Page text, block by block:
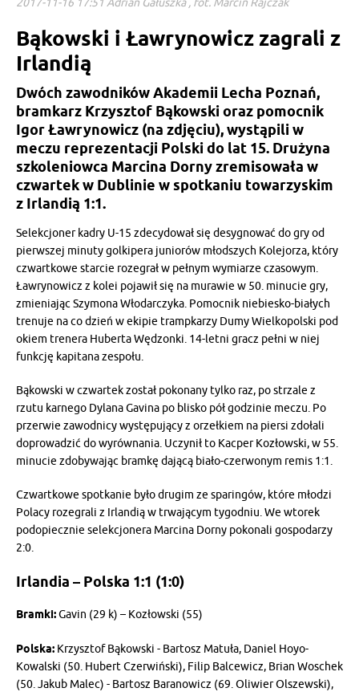
Bąkowski i Ławrynowicz zagrali z
Irlandią
Dwóch zawodników Akademii Lecha Poznań,
bramkarz Krzysztof Bąkowski oraz pomocnik
Igor Ławrynowicz (na zdjęciu), wystąpili w
meczu reprezentacji Polski do lat 15. Drużyna
szkoleniowca Marcina Dorny zremisowała w
czwartek w Dublinie w spotkaniu towarzyskim
z Irlandią 1:1.
Selekcjoner kadry U-15 zdecydował się desygnować do gry od
pierwszej minuty golkipera juniorów młodszych Kolejorza, który
czwartkowe starcie rozegrał w pełnym wymiarze czasowym.
Ławrynowicz z kolei pojawił się na murawie w 50. minucie gry,
zmieniając Szymona Włodarczyka. Pomocnik niebiesko-białych
trenuje na co dzień w ekipie trampkarzy Dumy Wielkopolski pod
okiem trenera Huberta Wędzonki. 14-letni gracz pełni w niej
funkcję kapitana zespołu.
Bąkowski w czwartek został pokonany tylko raz, po strzale z
rzutu karnego Dylana Gavina po blisko pół godzinie meczu. Po
przerwie zawodnicy występujący z orzełkiem na piersi zdołali
doprowadzić do wyrównania. Uczynił to Kacper Kozłowski, w 55.
minucie zdobywając bramkę dającą biało-czerwonym remis 1:1.
Czwartkowe spotkanie było drugim ze sparingów, które młodzi
Polacy rozegrali z Irlandią w trwającym tygodniu. We wtorek
podopiecznie selekcjonera Marcina Dorny pokonali gospodarzy
2:0.
Irlandia – Polska 1:1 (1:0)
Bramki:Gavin (29 k) – Kozłowski (55)
Polska: Krzysztof Bąkowski - Bartosz Matuła, Daniel Hoyo-
Kowalski (50. Hubert Czerwiński), Filip Balcewicz, Brian Woschek
(50. Jakub Malec) - Bartosz Baranowicz (69. Oliwier Olszewski),